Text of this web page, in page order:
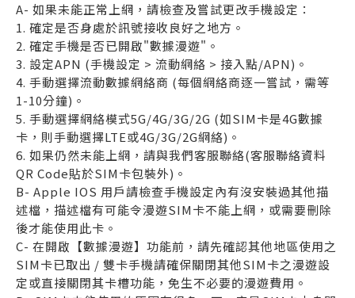
A- 如果未能正常上網，請檢查及嘗試更改手機設定：
1. 確定是否身處於訊號接收良好之地方。
2. 確定手機是否已開啟"數據漫遊"。
3. 設定APN (手機設定 > 流動網絡 > 接入點/APN)。
4. 手動選擇流動數據網絡商 (每個網絡商逐一嘗試，需等
1-10分鐘)。
5. 手動選擇網絡模式5G/4G/3G/2G (如SIM卡是4G數據
卡，則手動選擇LTE或4G/3G/2G網絡)。
6. 如果仍然未能上網，請與我們客服聯絡(客服聯絡資料
QR Code貼於SIM卡包裝外)。
B- Apple IOS 用戶請檢查手機設定內有沒安裝過其他描
述檔，描述檔有可能令漫遊SIM卡不能上網，或需要刪除
後才能使用此卡。
C- 在開啟【數據漫遊】功能前，請先確認其他地區使用之
SIM卡已取出 / 雙卡手機請確保關閉其他SIM卡之漫遊設
定或直接關閉其卡槽功能，免生不必要的漫遊費用。